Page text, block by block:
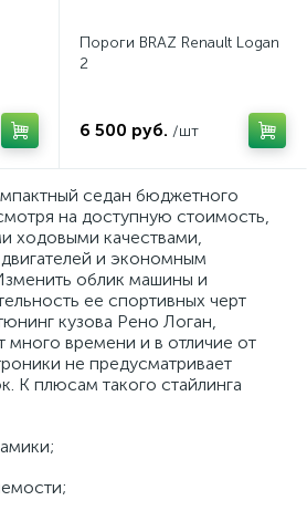
Пороги BRAZ Renault Logan
2
6 500 руб. /шт
седан бюджетного
на доступную стоимость,
ходовыми качествами,
и экономным
облик машины и
ее спортивных черт
кузова Рено Логан,
много времени и в отличие от
не предусматривает
К плюсам такого стайлинга